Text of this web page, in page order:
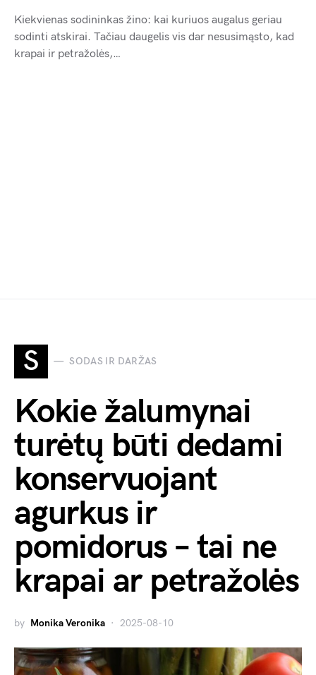
Kiekvienas sodininkas žino: kai kuriuos augalus geriau
sodinti atskirai. Tačiau daugelis vis dar nesusimąsto, kad
krapai ir petražolės,…
S SODAS IR DARŽAS
Kokie žalumynai
turėtų būti dedami
konservuojant
agurkus ir
pomidorus – tai ne
krapai ar petražolės
by Monika Veronika 2025-08-10